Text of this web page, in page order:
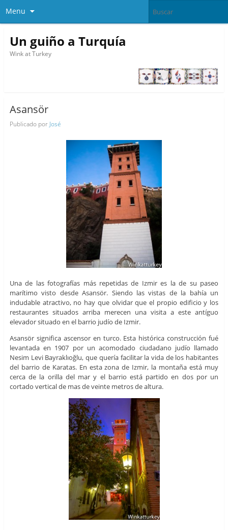
Menu
Un guiño a Turquía
Wink at Turkey
Asansör
Publicado por José
Una de las fotografías más repetidas de Izmir es la de su paseo
marítimo visto desde Asansör. Siendo las vistas de la bahía un
indudable atractivo, no hay que olvidar que el propio edificio y los
restaurantes situados arriba merecen una visita a este antíguo
elevador situado en el barrio judío de Izmir.
Asansör significa ascensor en turco. Esta histórica construcción fué
levantada en 1907 por un acomodado ciudadano judío llamado
Nesim Levi Bayraklıoğlu, que quería facilitar la vida de los habitantes
del barrio de Karatas. En esta zona de Izmir, la montaña está muy
cerca de la orilla del mar y el barrio está partido en dos por un
cortado vertical de mas de veinte metros de altura.